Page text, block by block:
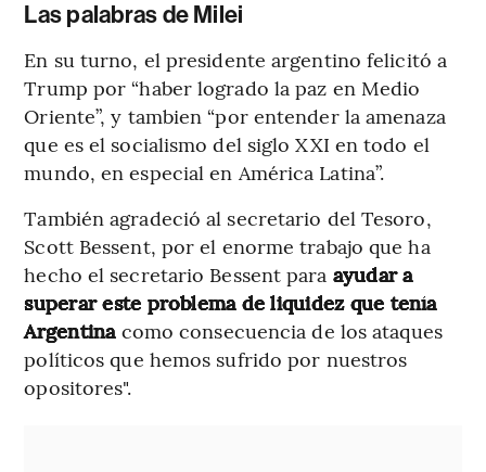
Las palabras de Milei
En su turno, el presidente argentino felicitó a
Trump por “haber logrado la paz en Medio
Oriente”, y tambien “por entender la amenaza
que es el socialismo del siglo XXI en todo el
mundo, en especial en América Latina”.
También agradeció al secretario del Tesoro,
Scott Bessent, por el enorme trabajo que ha
hecho el secretario Bessent para ayudar a
superar este problema de liquidez que tenía
Argentinacomo consecuencia de los ataques
políticos que hemos sufrido por nuestros
opositores".